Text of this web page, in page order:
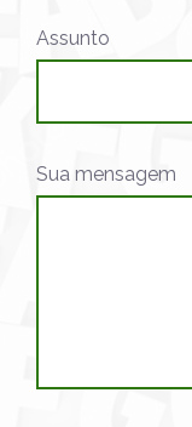
Assunto
Sua mensagem